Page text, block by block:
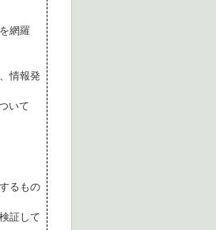
網羅
情報発
いて
るもの
証して